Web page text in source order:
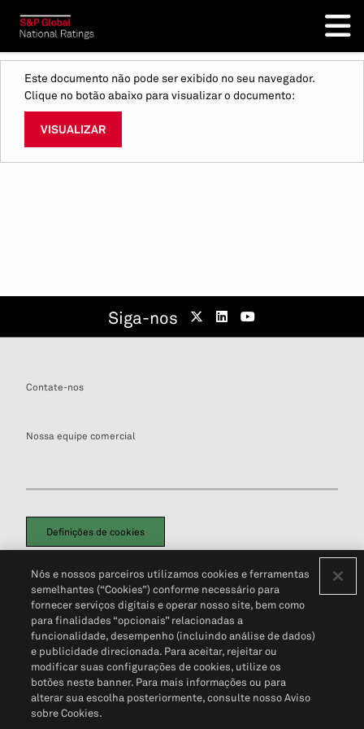
Este documento não pode ser exibido no seu navegador.
Clique no botão abaixo para visualizar o documento:
VISUALIZAR
Siga-nos
Contate-nos
Nossa equipe comercial
Definições de cookies
Política de PrivacidadePortal de privacidade do cliente (em inglês)
Não Venda Minhas Informações Pessoais© 2026 S&P Global
Nós e nossos parceiros utilizamos cookies e ferramentas
semelhantes (“Cookies”) conforme necessário para
fornecer serviços digitais e operar nosso site, bem como
para finalidades “opcionais” relacionadas a
funcionalidade, desempenho (incluindo análise de dados)
e publicidade direcionada. Para aceitar, rejeitar ou
modificar suas configurações de cookies, utilize os
botões neste banner. Para mais informações ou para
alterar sua escolha posteriormente, consulte nosso Aviso
sobre Cookies.